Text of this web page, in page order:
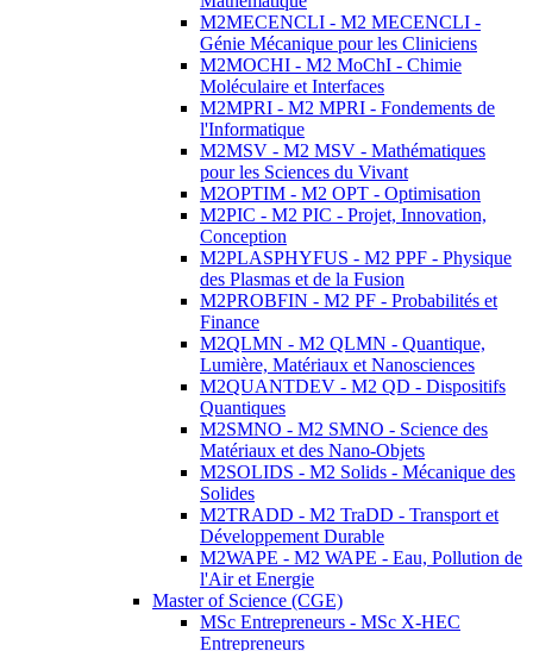
M2MECENCLI - M2 MECENCLI -
Génie Mécanique pour les Cliniciens
M2MOCHI - M2 MoChI - Chimie
Moléculaire et Interfaces
M2MPRI - M2 MPRI - Fondements de
l'Informatique
M2MSV - M2 MSV - Mathématiques
pour les Sciences du Vivant
M2OPTIM - M2 OPT - Optimisation
M2PIC - M2 PIC - Projet, Innovation,
Conception
M2PLASPHYFUS - M2 PPF - Physique
des Plasmas et de la Fusion
M2PROBFIN - M2 PF - Probabilités et
Finance
M2QLMN - M2 QLMN - Quantique,
Lumière, Matériaux et Nanosciences
M2QUANTDEV - M2 QD - Dispositifs
Quantiques
M2SMNO - M2 SMNO - Science des
Matériaux et des Nano-Objets
M2SOLIDS - M2 Solids - Mécanique des
Solides
M2TRADD - M2 TraDD - Transport et
Développement Durable
M2WAPE - M2 WAPE - Eau, Pollution de
l'Air et Energie
Master of Science (CGE)
MSc Entrepreneurs - MSc X-HEC
Entrepreneurs